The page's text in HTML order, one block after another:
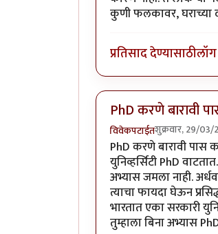
कुणी फलकावर, घराच्या
प्रतिसाद देण्यासाठी
PhD करणे बारावी
विवेकपटाईतशुक्रवार, 29/
PhD करणे बारावी पास
युनिव्हर्सिटी PhD
अभ्यास जमला नाही.
त्याचा फायदा घेऊन
भारतात एका सरकारी
तुम्हाला बिना अभ्यास